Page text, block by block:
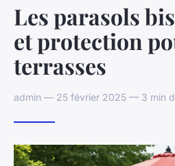
Les parasols
et protection
terrasses
admin — 25 février 2025 — 3 min